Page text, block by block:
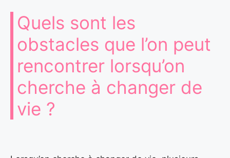
Quels sont les
obstacles que l’on peut
rencontrer lorsqu’on
cherche à changer de
vie ?